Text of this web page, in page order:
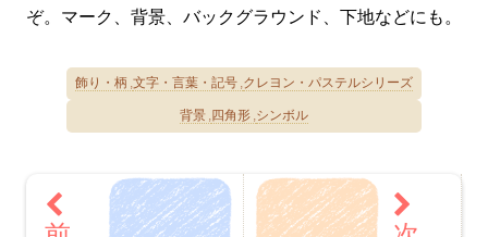
ぞ。マーク、背景、バックグラウンド、下地などにも。
飾り・柄 文字・言葉・記号 クレヨン・パステルシリーズ
背景 四角形 シンボル